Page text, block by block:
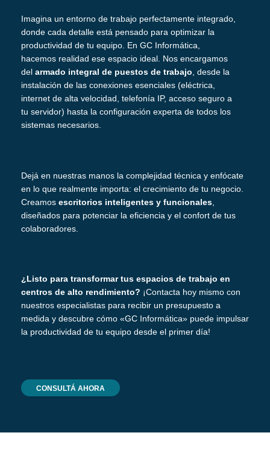
Imagina un entorno de trabajo perfectamente integrado,
donde cada detalle está pensado para optimizar la
productividad de tu equipo. En GC Informática,
hacemos realidad ese espacio ideal. Nos encargamos
del armado integral de puestos de trabajo , desde la
instalación de las conexiones esenciales (eléctrica,
internet de alta velocidad, telefonía IP, acceso seguro a
tu servidor) hasta la configuración experta de todos los
sistemas necesarios.
Dejá en nuestras manos la complejidad técnica y enfócate
en lo que realmente importa: el crecimiento de tu negocio.
Creamos escritorios inteligentes y funcionales
diseñados para potenciar la eficiencia y el confort de tus
colaboradores.
¿Listo para transformar tus espacios de trabajo en
centros de alto rendimiento? ¡Contacta hoy mismo con
nuestros especialistas para recibir un presupuesto a
medida y descubre cómo «GC Informática» puede impulsar
la productividad de tu equipo desde el primer día!
CONSULTÁ AHORA